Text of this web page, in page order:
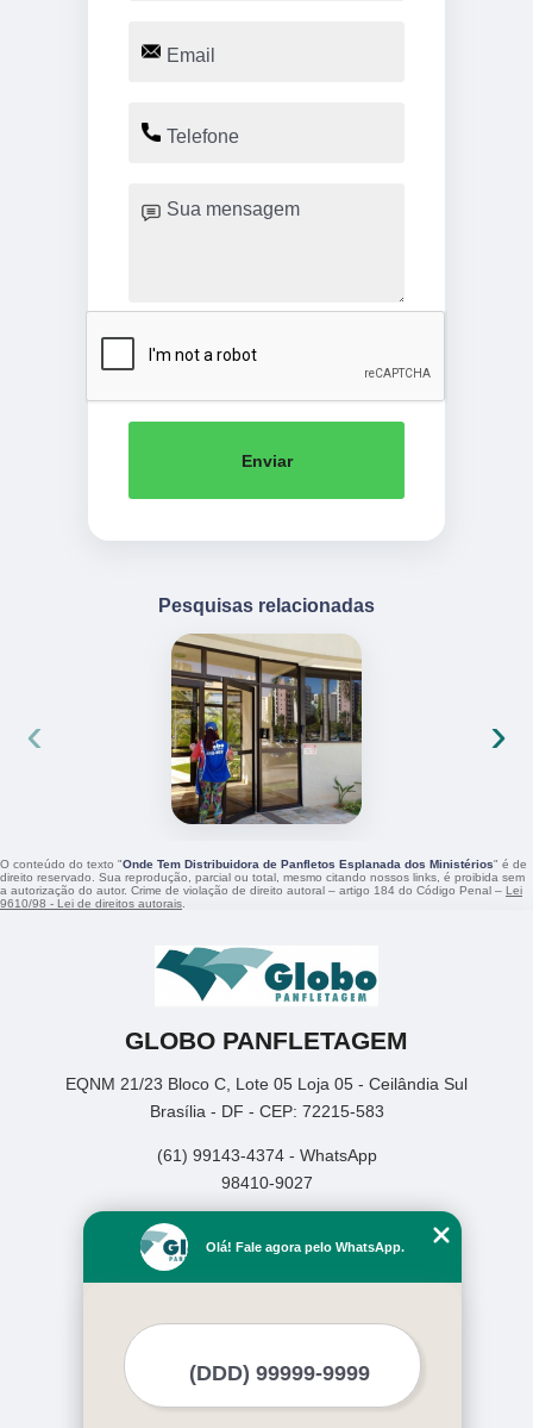
Enviar
Pesquisas relacionadas
‹ ›
O conteúdo do texto "Onde Tem Distribuidora de Panfletos Esplanada dos Ministérios" é de
direito reservado. Sua reprodução, parcial ou total, mesmo citando nossos links, é proibida sem
a autorização do autor. Crime de violação de direito autoral – artigo 184 do Código Penal – Lei
9610/98 - Lei de direitos autorais
GLOBO PANFLETAGEM
EQNM 21/23 Bloco C, Lote 05 Loja 05 - Ceilândia Sul
Brasília - DF - CEP: 72215-583
(61) 99143-4374 - WhatsApp
98410-9027
Empresa
Missão
Mapa do site
Olá! Fale agora pelo WhatsApp.